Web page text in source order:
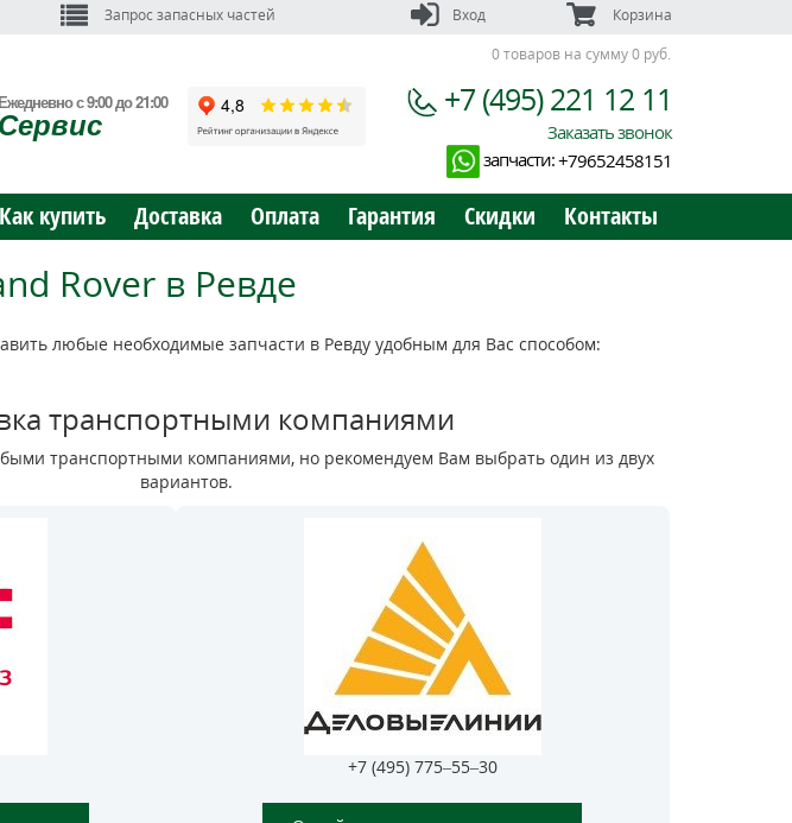
Запрос запасных частей
Корзина
0 товаров на сумму 0 руб.
Вход
Ежедневно с 9:00 до 21:00
Сервис
+7 (495) 221 12 11
Заказать звонок
запчасти:+79652458151
Как купить Доставка Оплата Гарантия Скидки Контакты
Rover в Ревде
любые необходимые запчасти в Ревду удобным для Вас способом:
транспортными компаниями
транспортными компаниями, но рекомендуем Вам выбрать один из двух
вариантов.
+7 (495) 775–55–30